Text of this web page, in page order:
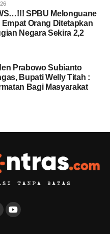
SPBU Melonguane
Empat Orang Ditetapkan
Negara Sekira 2,2
Prabowo Subianto
Bupati Welly Titah :
Bagi Masyarakat